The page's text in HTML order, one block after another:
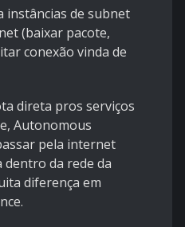
instâncias de subnet
(baixar pacote,
conexão vinda de
direta pros serviços
Autonomous
pela internet
dentro da rede da
diferença em